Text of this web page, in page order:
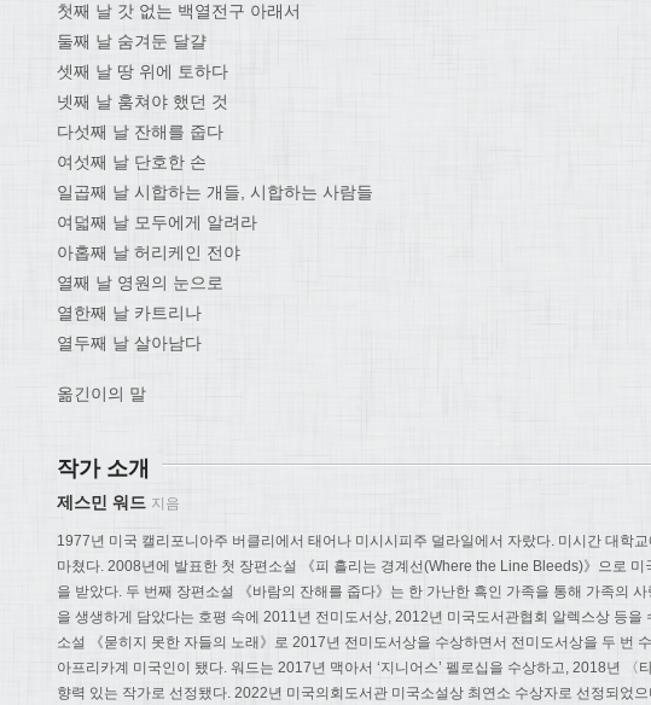
첫째 날 갓 없는 백열전구 아래서
둘째 날 숨겨둔 달걀
셋째 날 땅 위에 토하다
넷째 날 훔쳐야 했던 것
다섯째 날 잔해를 줍다
여섯째 날 단호한 손
일곱째 날 시합하는 개들, 시합하는 사람들
여덟째 날 모두에게 알려라
아홉째 날 허리케인 전야
열째 날 영원의 눈으로
열한째 날 카트리나
열두째 날 살아남다
옮긴이의 말
작가 소개
제스민 워드 지음
1977년 미국 캘리포니아주 버클리에서 태어나 미시시피주 덜라일에서 자랐다. 미시간 대학
마쳤다. 2008년에 발표한 첫 장편소설 《피 흘리는 경계선(Where the Line Bleeds)》으로
을 받았다. 두 번째 장편소설 《바람의 잔해를 줍다》는 한 가난한 흑인 가족을 통해 가족의
을 생생하게 담았다는 호평 속에 2011년 전미도서상, 2012년 미국도서관협회 알렉스상 등을
소설 《묻히지 못한 자들의 노래》로 2017년 전미도서상을 수상하면서 전미도서상을 두 번
아프리카계 미국인이 됐다. 워드는 2017년 맥아서 ‘지니어스’ 펠로십을 수상하고, 2018년 〈
향력 있는 작가로 선정됐다. 2022년 미국의회도서관 미국소설상 최연소 수상자로 선정되었